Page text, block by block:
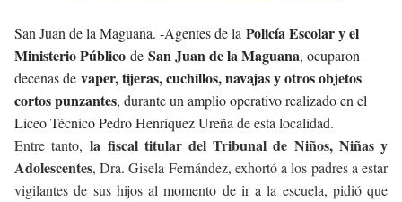
San Juan de la Maguana. -Agentes de la Policía Escolar y el
Ministerio Público de San Juan de la Maguana, ocuparon
decenas de vaper, tijeras, cuchillos, navajas y otros objetos
cortos punzantes, durante un amplio operativo realizado en el
Liceo Técnico Pedro Henríquez Ureña de esta localidad.
Entre tanto,la fiscal titular del Tribunal de Niños, Niñas y
Adolescentes, Dra. Gisela Fernández, exhortó a los padres a estar
vigilantes de sus hijos al momento de ir a la escuela, pidió que